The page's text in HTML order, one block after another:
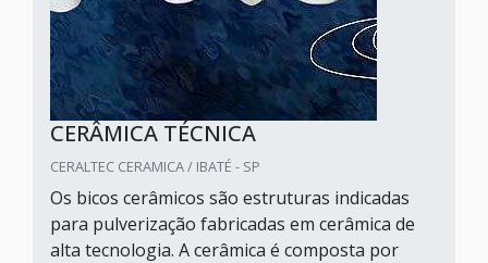
CERÂMICA TÉCNICA
CERALTEC CERAMICA / IBATÉ - SP
Os bicos cerâmicos são estruturas indicadas
para pulverização fabricadas em cerâmica de
alta tecnologia. A cerâmica é composta por